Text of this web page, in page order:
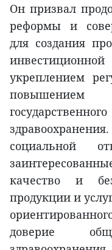
Он призвал
реформы и
для создания
укреплением
социальной
качество и
продукции и
доверие